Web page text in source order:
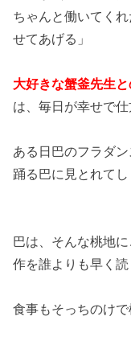
ちゃんと働いてく
せてあげる」
大好きな蟹釜先生
は、毎日が幸せで仕
ある日巴のフラダ
踊る巴に見とれてし
巴は、そんな桃地
作を誰よりも早く読
食事もそっちのけで